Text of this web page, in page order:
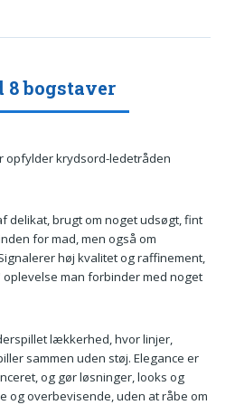
bogstaver
opfylder krydsord-ledetråden
delikat, brugt om noget udsøgt, fint
for mad, men også om
høj kvalitet og raffinement,
man forbinder med noget
lækkerhed, hvor linjer,
sammen uden støj. Elegance er
og gør løsninger, looks og
og overbevisende, uden at råbe om